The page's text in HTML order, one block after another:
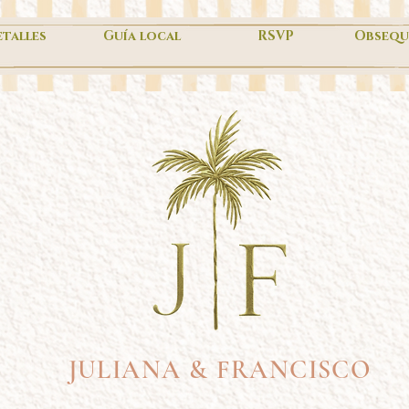
Guía local RSVP
JULIANA & FRANCISCO